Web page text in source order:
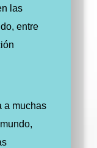
las
entre
a muchas